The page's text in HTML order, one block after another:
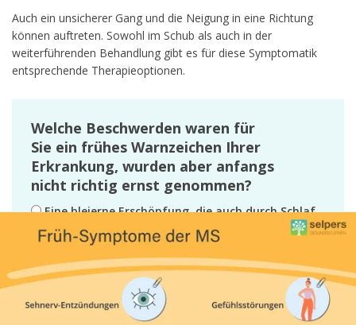
Auch ein unsicherer Gang und die Neigung in eine Richtung
können auftreten. Sowohl im Schub als auch in der
weiterführenden Behandlung gibt es für diese Symptomatik
entsprechende Therapieoptionen.
Welche Beschwerden waren für
Sie ein frühes Warnzeichen Ihrer
Erkrankung, wurden aber anfangs
nicht richtig ernst genommen?
Eine bleierne Erschöpfung, die auch durch Schlaf
nicht besser wurde.
Ein seltsames Kribbeln oder Taubheitsgefühle in
Armen oder Beinen.
„Watte im Kopf“ (Probleme mit dem Gedächtnis
oder der Konzentration)
Schmerzen, die immer wieder kamen oder nicht